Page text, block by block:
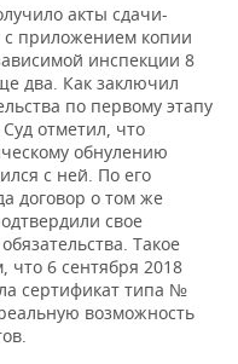
акты сдачи-
с приложением копии
инспекции 8
два. Как заключил
по первому этапу
отметил, что
обнулению
с ней. По его
договор о том же
свое
Такое
что 6 сентября 2018
сертификат типа №
возможность